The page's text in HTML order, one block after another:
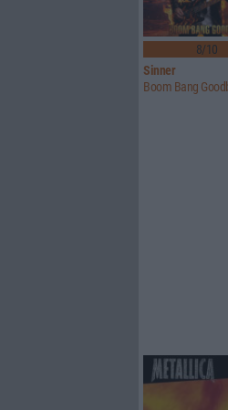
8/10
Sinner
Boom Bang